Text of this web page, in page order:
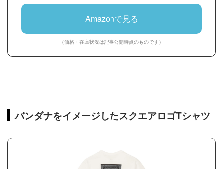
Amazonで見る
（価格・在庫状況は記事公開時点のものです）
バンダナをイメージしたスクエアロゴTシャツ